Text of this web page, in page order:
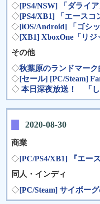
◇[PS4/NSW] 「ダライ
◇[PS4/XB1] 「エース
◇[iOS/Android] 「ゴシ
◇[XB1] XboxOne「リジ
その他
◇秋葉原のランドマー
◇[セール] [PC/Steam]
◇ 本日深夜放送！ 「し
2020-08-30
商業
◇[PC/PS4/XB1] 『エー
同人・インディ
◇[PC/Steam] サイボー